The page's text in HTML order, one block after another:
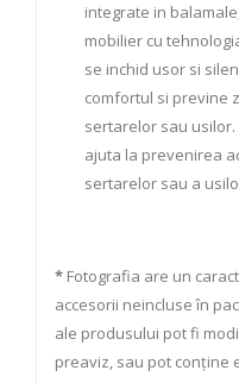
integrate in
mobilier cu
se inchid usor si
comfortul si previne
sertarelor sau
ajuta la prevenirea
sertarelor sau a
* Fotografia are un
accesorii neincluse în
ale produsului pot fi
preaviz, sau pot conține